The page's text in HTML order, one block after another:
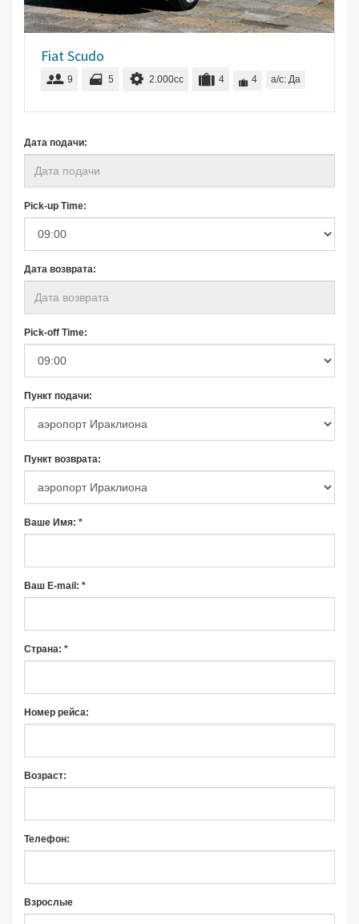
Fiat Scudo
9 5 2.000cc 4 4 a/c: Да
Дата подачи:
Pick-up Time:
Дата возврата:
Pick-off Time:
Пункт подачи:
Пункт возврата:
Ваше Имя: *
Ваш E-mail: *
Страна: *
Номер рейса:
Возраст:
Телефон:
Взрослые